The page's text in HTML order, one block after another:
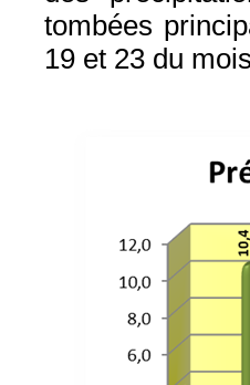
tombées
19 et 23 du